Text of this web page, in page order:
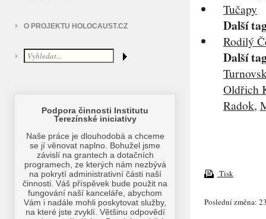
O PROJEKTU HOLOCAUST.CZ
Tučapy
Další
Rodilý
Další
Oldřich
Radok,
Tisk
Poslední změna: